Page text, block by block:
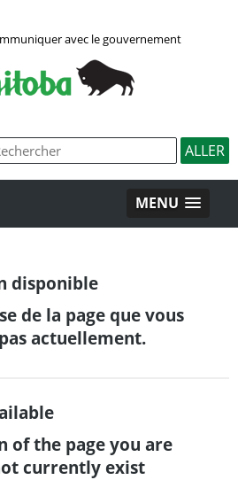
avec le gouvernement
MENU
disponible
de la page que vous
actuellement.
of the page you are
currently exist